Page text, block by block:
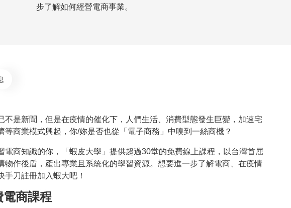
步了解如何經營電商事業。
不是新聞，但是在疫情的催化下，人們生活、消費型態發生巨變，加速宅
等商業模式興起，你/妳是否也從「電子商務」中嗅到一絲商機？
電商知識的你，「蝦皮大學」提供超過30堂的免費線上課程，以台灣首屈
作後盾，產出專業且系統化的學習資源。想要進一步了解電商、在疫情
手刀註冊加入蝦大吧！
電商課程